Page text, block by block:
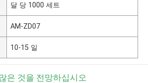
달 당 1000 세트
AM-ZD07
10-15 일
은 것을 전망하십시오